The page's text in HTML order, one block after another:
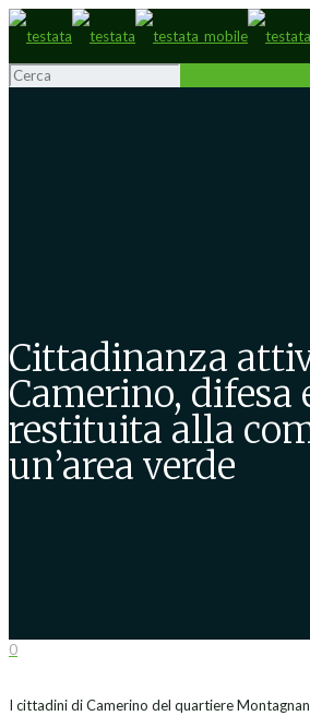
Cittadinanza
Camerino, difesa
restituita alla
un’area verde
0
I cittadini di Camerino del quartiere